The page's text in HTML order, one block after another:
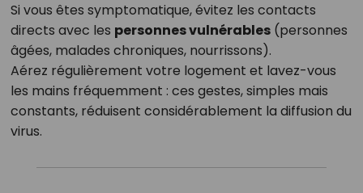
Si vous êtes symptomatique, évitez les contacts
directs avec les personnes vulnérables(personnes
âgées, malades chroniques, nourrissons).
Aérez régulièrement votre logement et lavez-vous
les mains fréquemment : ces gestes, simples mais
constants, réduisent considérablement la diffusion du
virus.